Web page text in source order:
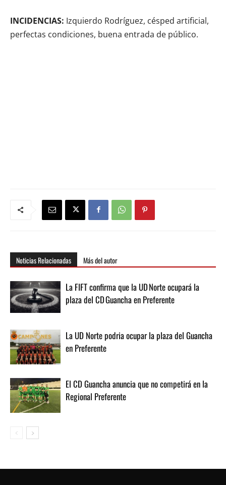
INCIDENCIAS: Izquierdo Rodríguez, césped artificial,
perfectas condiciones, buena entrada de público.
Noticias Relacionadas Más del autor
La FIFT confirma que la UD Norte ocupará la
plaza del CD Guancha en Preferente
La UD Norte podria ocupar la plaza del Guancha
en Preferente
El CD Guancha anuncia que no competirá en la
Regional Preferente